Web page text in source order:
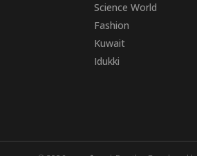
Science World
Fashion
Kuwait
Idukki